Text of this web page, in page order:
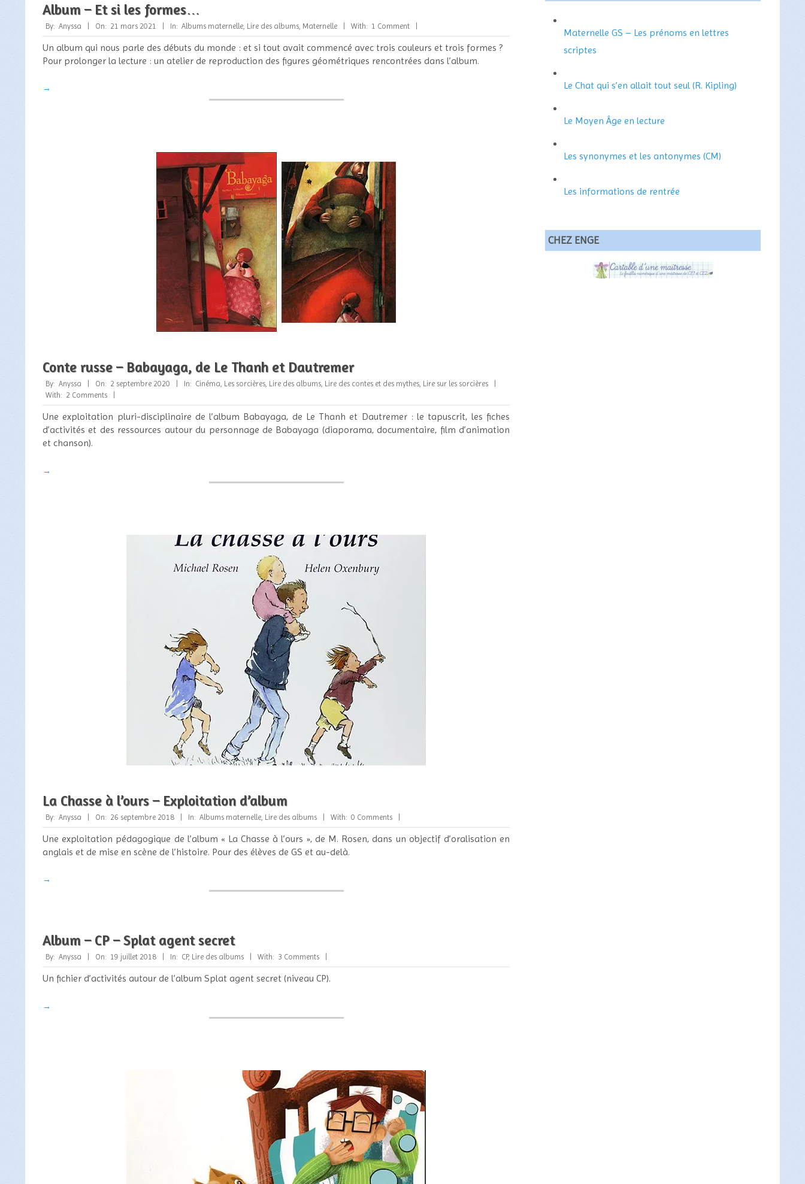
Album – Et si les formes…
2021-
03-
21
By: Anyssa On: 21 mars 2021 In: Albums maternelle Lire des albums Maternelle With: 1 Comment
Un album qui nous parle des débuts du monde : et si tout avait commencé avec trois couleurs et trois formes ?
Pour prolonger la lecture : un atelier de reproduction des figures géométriques rencontrées dans l’album.
→
Conte russe – Babayaga, de Le Thanh et Dautremer
2020-
09-
02
By: Anyssa On: 2 septembre 2020 In: Cinéma, Les sorcières, Lire des albums, Lire des contes et des mythes, Lire sur les sorcières
With: 2 Comments
Une exploitation pluri-disciplinaire de l’album Babayaga, de Le Thanh et Dautremer : le tapuscrit, les fiches
d’activités et des ressources autour du personnage de Babayaga (diaporama, documentaire, film d’animation
et chanson).
→
La Chasse à l’ours – Exploitation d’album
2018-
09-
26
By: Anyssa On: 26 septembre 2018 In: Albums maternelle Lire des albums With: 0 Comments
Une exploitation pédagogique de l’album « La Chasse à l’ours », de M. Rosen, dans un objectif d’oralisation en
anglais et de mise en scène de l’histoire. Pour des élèves de GS et au-delà.
→
Album – CP – Splat agent secret
2018-
07-
19
By: Anyssa On: 19 juillet 2018 In: CP, Lire des albums With: 3 Comments
Un fichier d’activités autour de l’album Splat agent secret (niveau CP).
→
Maternelle GS – Les prénoms en lettres
scriptes
Le Chat qui s’en allait tout seul (R. Kipling)
Le Moyen Âge en lecture
Les synonymes et les antonymes (CM)
Les informations de rentrée
CHEZ ENGE